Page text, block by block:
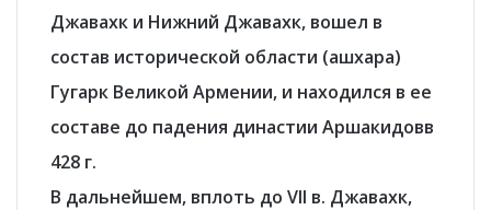
Джавахк и Нижний Джавахк, вошел в
состав исторической области (ашхара)
Гугарк Великой Армении, и находился в ее
составе до падения династии Аршакидовв
428 г.
В дальнейшем, вплоть до VII в. Джавахк,